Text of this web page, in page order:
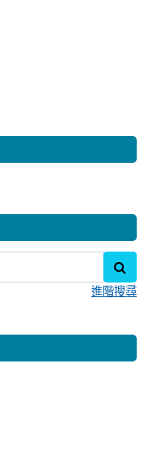
進階搜尋